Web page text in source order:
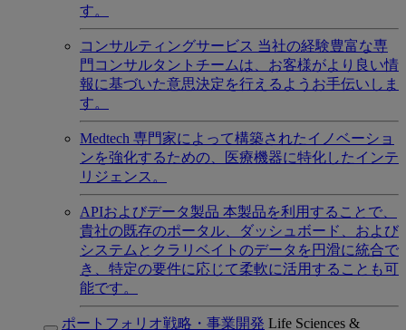
す。
コンサルティングサービス 当社の経験豊富な専
門コンサルタントチームは、お客様がより良い情
報に基づいた意思決定を行えるようお手伝いしま
す。
Medtech 専門家によって構築されたイノベーショ
ンを強化するための、医療機器に特化したインテ
リジェンス。
APIおよびデータ製品 本製品を利用することで、
貴社の既存のポータル、ダッシュボード、および
システムとクラリベイトのデータを円滑に統合で
き、特定の要件に応じて柔軟に活用することも可
能です。
ポートフォリオ戦略・事業開発 Life Sciences &